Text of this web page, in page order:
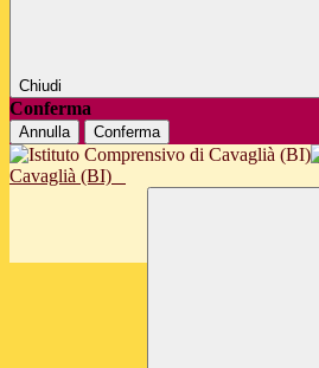
Chiudi
Conferma
Annulla Conferma
Cavaglià (BI)